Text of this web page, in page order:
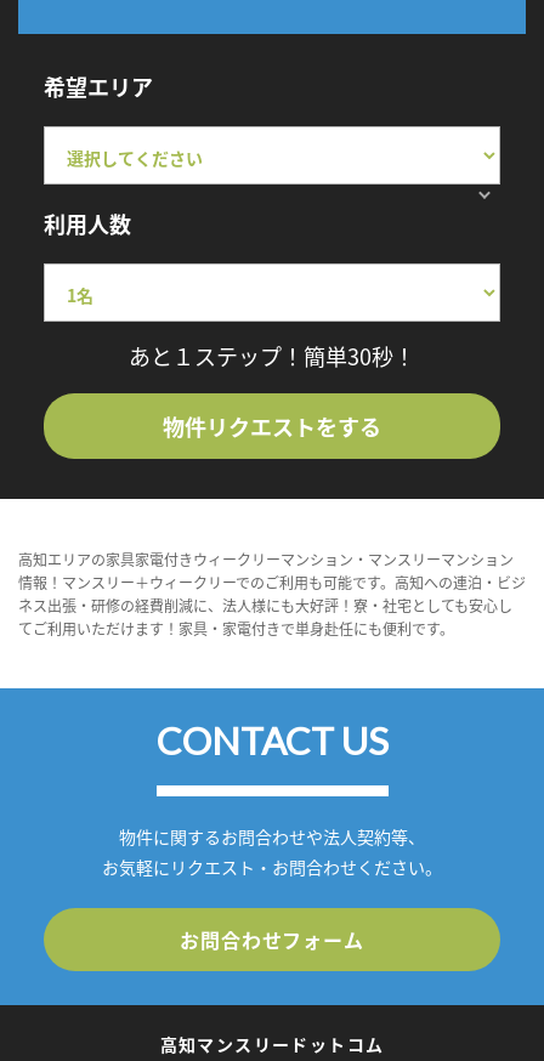
希望エリア
利用人数
あと１ステップ！簡単30秒！
物件リクエストをする
高知エリアの家具家電付きウィークリーマンション・マンスリーマンション
情報！マンスリー＋ウィークリーでのご利用も可能です。高知への連泊・ビジ
ネス出張・研修の経費削減に、法人様にも大好評！寮・社宅としても安心し
てご利用いただけます！家具・家電付きで単身赴任にも便利です。
CONTACT US
物件に関するお問合わせや法人契約等、
お気軽にリクエスト・お問合わせください。
お問合わせフォーム
高知マンスリードットコム